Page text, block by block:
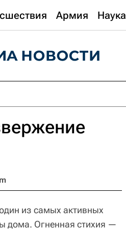
Армия Наука
из самых активных
дома. Огненная стихия —